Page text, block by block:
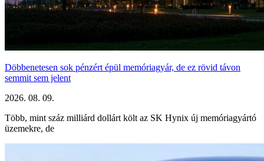
Döbbenetesen sok pénzért épül memóriagyár, de ez rövid távon
semmit sem jelent
2026. 08. 09.
Több, mint száz milliárd dollárt költ az SK Hynix új memóriagyártó
üzemekre, de